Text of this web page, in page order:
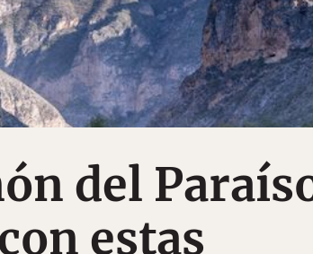
del
estas